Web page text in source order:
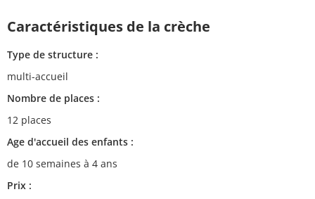
Caractéristiques de la crèche
Type de structure :
multi-accueil
Nombre de places :
12 places
Age d'accueil des enfants :
de 10 semaines à 4 ans
Prix :